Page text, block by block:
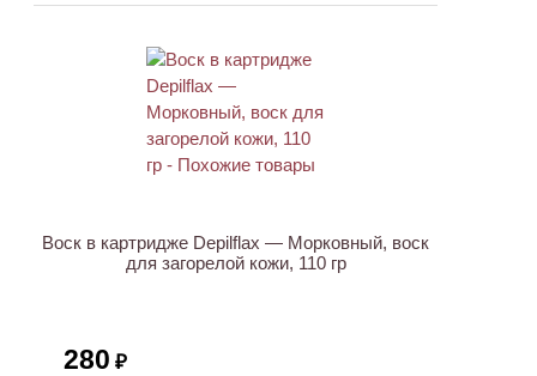
Воск в картридже Depilflax — Морковный, воск
для загорелой кожи, 110 гр
280 ₽